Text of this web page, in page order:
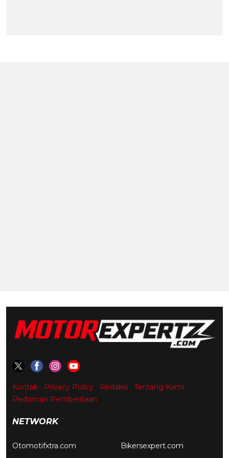
Kontak Privacy Policy Redaksi
Tentang Kami
Pedoman Pemberitaan
NETWORK
Otomotifxtra.com
Bikersexpert.com